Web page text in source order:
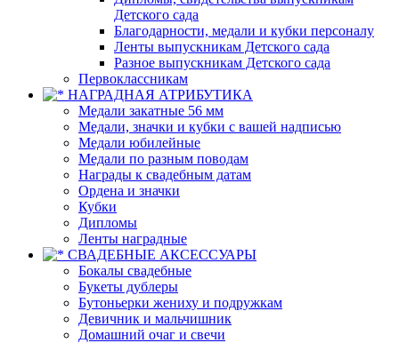
Детского сада
Благодарности, медали и кубки персоналу
Ленты выпускникам Детского сада
Разное выпускникам Детского сада
Первоклассникам
НАГРАДНАЯ АТРИБУТИКА
Медали закатные 56 мм
Медали, значки и кубки с вашей надписью
Медали юбилейные
Медали по разным поводам
Награды к свадебным датам
Ордена и значки
Кубки
Дипломы
Ленты наградные
СВАДЕБНЫЕ АКСЕССУАРЫ
Бокалы свадебные
Букеты дублеры
Бутоньерки жениху и подружкам
Девичник и мальчишник
Домашний очаг и свечи